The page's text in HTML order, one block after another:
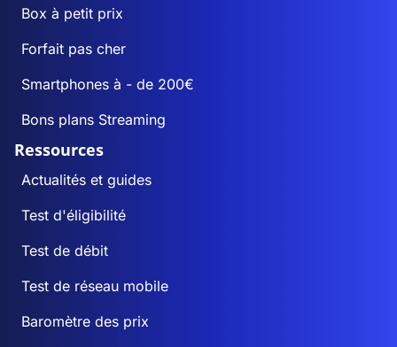
Box à petit prix
Forfait pas cher
Smartphones à - de 200€
Bons plans Streaming
Ressources
Actualités et guides
Test d'éligibilité
Test de débit
Test de réseau mobile
Baromètre des prix